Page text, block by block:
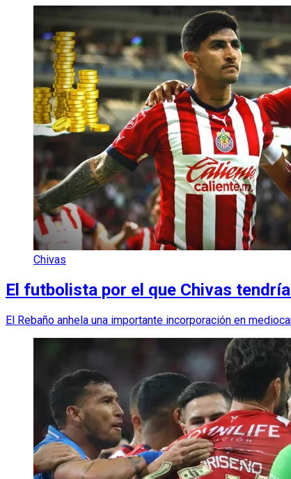
Chivas
El futbolista por el que Chivas
El Rebaño anhela una importante incorporación en